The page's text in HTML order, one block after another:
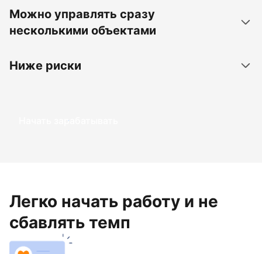
Можно управлять сразу
несколькими объектами
Ниже риски
Начать зарабатывать
Легко начать работу и не
сбавлять темп